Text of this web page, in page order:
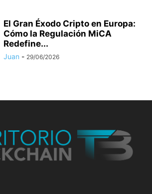
El Gran Éxodo Cripto en Europa:
Cómo la Regulación MiCA
Redefine...
Juan - 29/06/2026